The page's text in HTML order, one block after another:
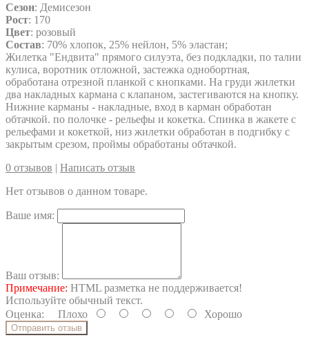
Сезон: Демисезон
Рост: 170
Цвет: розовый
Состав: 70% хлопок, 25% нейлон, 5% эластан;
Жилетка "Ендвита" прямого силуэта, без подкладки, по талии
кулиса, воротник отложной, застежка однобортная,
обработана отрезной планкой с кнопками. На груди жилетки
два накладных кармана с клапаном, застегиваются на кнопку.
Нижние карманы - накладные, вход в карман обработан
обтачкой. по полочке - рельефы и кокетка. Спинка в жакете с
рельефами и кокеткой, низ жилетки обработан в подгибку с
закрытым срезом, проймы обработаны обтачкой.
0 отзывов | Написать отзыв
Нет отзывов о данном товаре.
Ваше имя:
Ваш отзыв:
Примечание: HTML разметка не поддерживается!
Используйте обычный текст.
Оценка: Плохо Хорошо
Отправить отзыв